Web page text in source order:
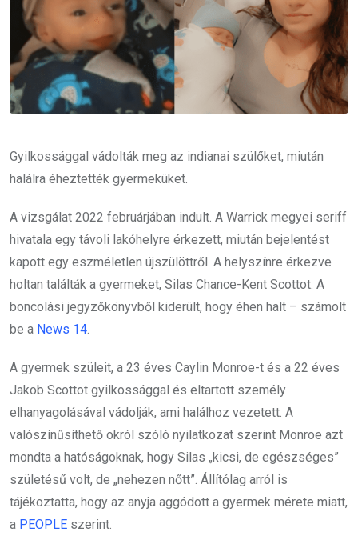
Gyilkossággal vádolták meg az indianai szülőket, miután
halálra éheztették gyermeküket.
A vizsgálat 2022 februárjában indult. A Warrick megyei seriff
hivatala egy távoli lakóhelyre érkezett, miután bejelentést
kapott egy eszméletlen újszülöttről. A helyszínre érkezve
holtan találták a gyermeket, Silas Chance-Kent Scottot. A
boncolási jegyzőkönyvből kiderült, hogy éhen halt – számolt
be a News 14
A gyermek szüleit, a 23 éves Caylin Monroe-t és a 22 éves
Jakob Scottot gyilkossággal és eltartott személy
elhanyagolásával vádolják, ami halálhoz vezetett. A
valószínűsíthető okról szóló nyilatkozat szerint Monroe azt
mondta a hatóságoknak, hogy Silas „kicsi, de egészséges”
születésű volt, de „nehezen nőtt”. Állítólag arról is
tájékoztatta, hogy az anyja aggódott a gyermek mérete miatt,
a PEOPLE szerint.